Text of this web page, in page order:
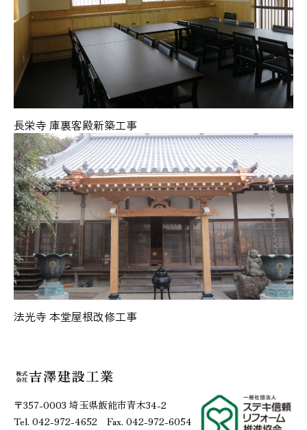
長栄寺 庫裏客殿新築工事
法光寺 本堂屋根改修工事
〒357-0003 埼玉県飯能市青木34-2
Tel. 042-972-4652 Fax. 042-972-6054